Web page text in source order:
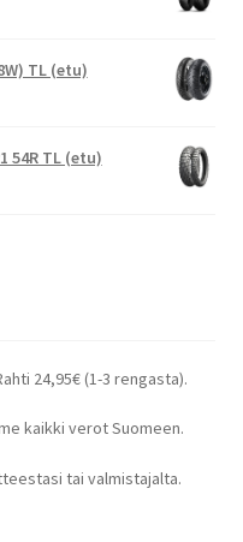
TL (etu)
54R TL (etu)
24,95€ (1-3 rengasta).
kaikki verot Suomeen.
tai valmistajalta.